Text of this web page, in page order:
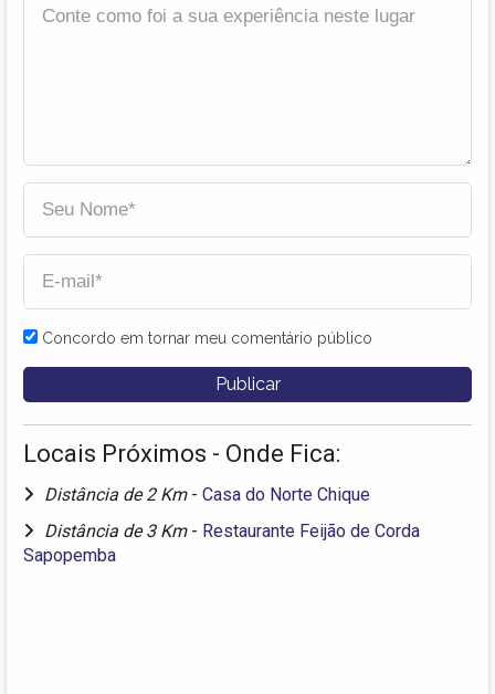
Concordo em tornar meu comentário público
Locais Próximos - Onde Fica:
Distância de 2 Km - Casa do Norte Chique
Distância de 3 Km - Restaurante Feijão de Corda
Sapopemba